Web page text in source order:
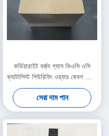
কর্ডিয়ারাইট বর্জ্য গ্যাস ভিওসি ওসি
ক্যাটালিস্ট পিউরিফিং ওয়্যার কেবল কেবল
তারের যন্ত্রপাতি সংক্রান্ত শিল্প
সেরা দাম পান